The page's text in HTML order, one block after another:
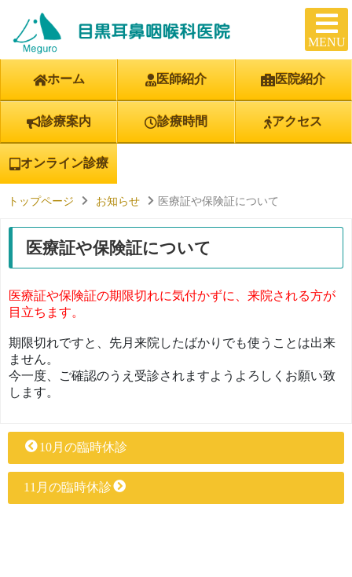
MENU
ホーム 医師紹介 医院紹介
診療案内 診療時間 アクセス
オンライン診療
トップページ お知らせ 医療証や保険証について
医療証や保険証について
医療証や保険証の期限切れに気付かずに、来院される方が
目立ちます。
期限切れですと、先月来院したばかりでも使うことは出来
ません。
今一度、ご確認のうえ受診されますようよろしくお願い致
します。
10月の臨時休診
11月の臨時休診